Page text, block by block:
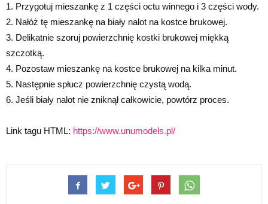
1. Przygotuj mieszankę z 1 części octu winnego i 3 części wody.
2. Nałóż tę mieszankę na biały nalot na kostce brukowej.
3. Delikatnie szoruj powierzchnię kostki brukowej miękką
szczotką.
4. Pozostaw mieszankę na kostce brukowej na kilka minut.
5. Następnie spłucz powierzchnię czystą wodą.
6. Jeśli biały nalot nie zniknął całkowicie, powtórz proces.
Link tagu HTML: https://www.unumodels.pl/